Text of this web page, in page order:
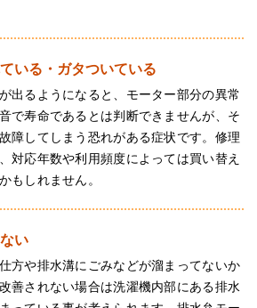
いる・ガタついている
出るようになると、モーター部分の異常
で寿命であるとは判断できませんが、そ
障してしまう恐れがある症状です。修理
対応年数や利用頻度によっては買い替え
もしれません。
い
方や排水溝にごみなどが溜まってないか
善されない場合は洗濯機内部にある排水